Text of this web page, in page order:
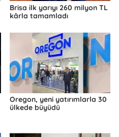
Brisa ilk yarıyı 260 milyon TL
kârla tamamladı
Oregon, yeni yatırımlarla 30
ülkede büyüdü